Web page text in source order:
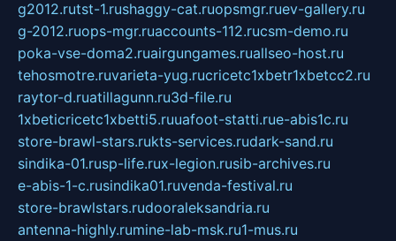
g2012.rutst-1.rushaggy-cat.ruopsmgr.ruev-gallery.ru
g-2012.ruops-mgr.ruaccounts-112.rucsm-demo.ru
poka-vse-doma2.ruairgungames.ruallseo-host.ru
tehosmotre.ruvarieta-yug.rucricetc1xbetr1xbetcc2.ru
raytor-d.ruatillagunn.ru3d-file.ru
1xbeticricetc1xbetti5.ruuafoot-statti.rue-abis1c.ru
store-brawl-stars.rukts-services.rudark-sand.ru
sindika-01.rusp-life.rux-legion.rusib-archives.ru
e-abis-1-c.rusindika01.ruvenda-festival.ru
store-brawlstars.rudooraleksandria.ru
antenna-highly.rumine-lab-msk.ru1-mus.ru